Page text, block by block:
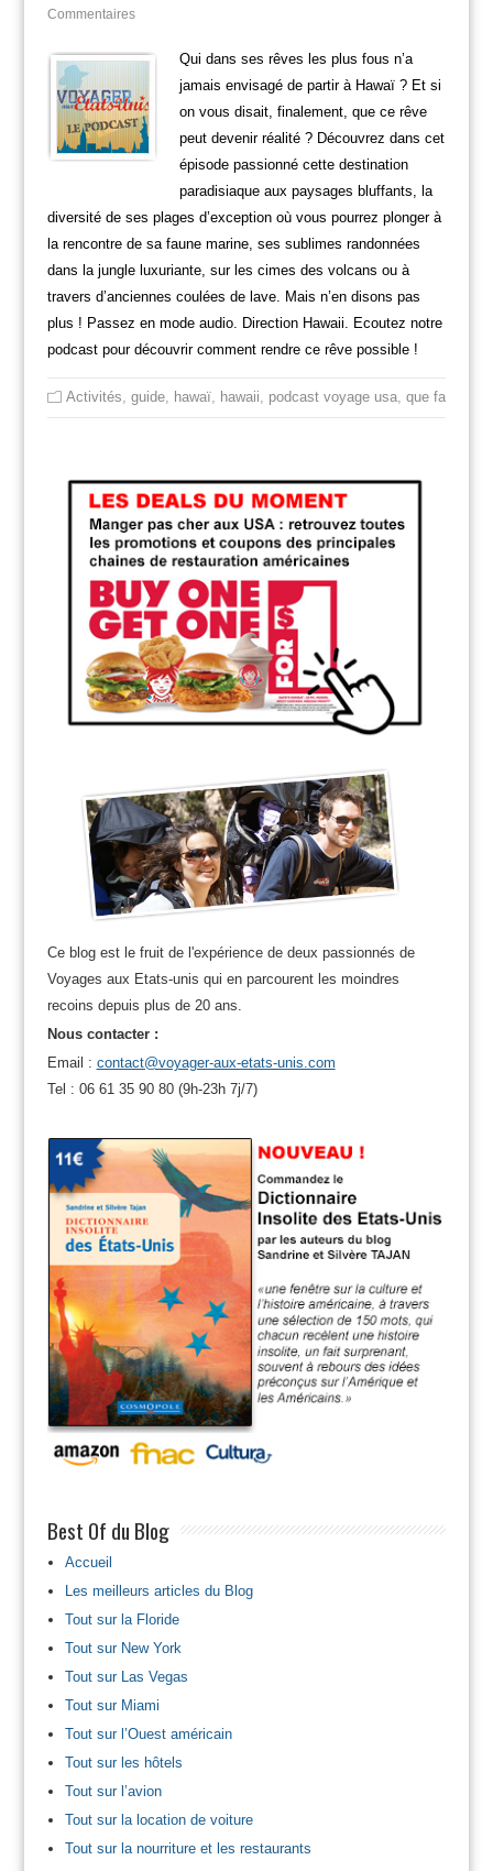
Commentaires
Qui dans ses rêves les plus fous n’a
jamais envisagé de partir à Hawaï ? Et si
on vous disait, finalement, que ce rêve
peut devenir réalité ? Découvrez dans cet
épisode passionné cette destination
paradisiaque aux paysages bluffants, la
diversité de ses plages d’exception où vous pourrez plonger à
la rencontre de sa faune marine, ses sublimes randonnées
dans la jungle luxuriante, sur les cimes des volcans ou à
travers d’anciennes coulées de lave. Mais n’en disons pas
plus ! Passez en mode audio. Direction Hawaii. Ecoutez notre
podcast pour découvrir comment rendre ce rêve possible !
Activités guide, hawaï, hawaii podcast voyage usa, que faire à
Ce blog est le fruit de l'expérience de deux passionnés de
Voyages aux Etats-unis qui en parcourent les moindres
recoins depuis plus de 20 ans.
Nous contacter :
Email : contact@voyager-aux-etats-unis.com
Tel : 06 61 35 90 80 (9h-23h 7j/7)
Best Of du Blog
Accueil
Les meilleurs articles du Blog
Tout sur la Floride
Tout sur New York
Tout sur Las Vegas
Tout sur Miami
Tout sur l’Ouest américain
Tout sur les hôtels
Tout sur l’avion
Tout sur la location de voiture
Tout sur la nourriture et les restaurants